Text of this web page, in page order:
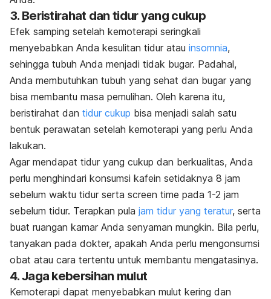
3. Beristirahat dan tidur yang cukup
Efek samping setelah kemoterapi seringkali
menyebabkan Anda kesulitan tidur atau insomnia,
sehingga tubuh Anda menjadi tidak bugar. Padahal,
Anda membutuhkan tubuh yang sehat dan bugar yang
bisa membantu masa pemulihan. Oleh karena itu,
beristirahat dan tidur cukup bisa menjadi salah satu
bentuk perawatan setelah kemoterapi yang perlu Anda
lakukan.
Agar mendapat tidur yang cukup dan berkualitas, Anda
perlu menghindari konsumsi kafein setidaknya 8 jam
sebelum waktu tidur serta screen time pada 1-2 jam
sebelum tidur. Terapkan pula jam tidur yang teratur, serta
buat ruangan kamar Anda senyaman mungkin. Bila perlu,
tanyakan pada dokter, apakah Anda perlu mengonsumsi
obat atau cara tertentu untuk membantu mengatasinya.
4. Jaga kebersihan mulut
Kemoterapi dapat menyebabkan mulut kering dan